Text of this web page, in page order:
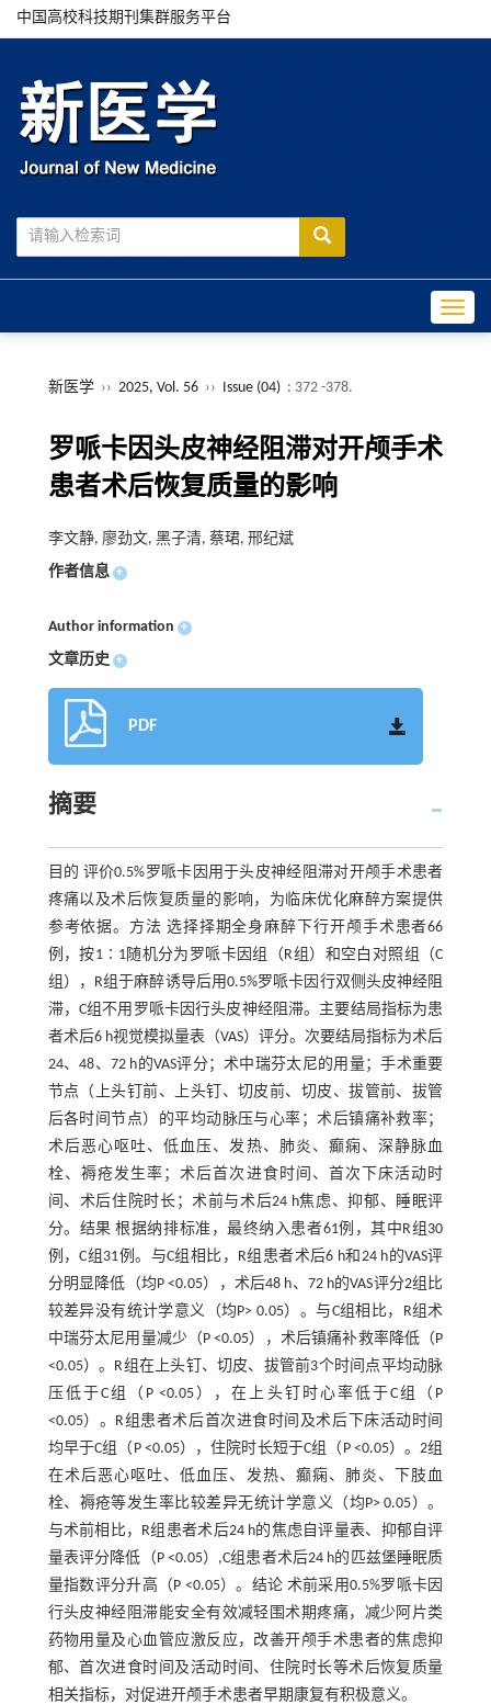
中国高校科技期刊集群服务平台
新医学 ›› 2025, Vol. 56 ›› Issue (04) : 372 -378.
罗哌卡因头皮神经阻滞对开颅手术
患者术后恢复质量的影响
李文静, 廖劲文, 黑子清, 蔡珺, 邢纪斌
作者信息 +
Author information +
文章历史 +
PDF
摘要
目的 评价0.5%罗哌卡因用于头皮神经阻滞对开颅手术患者
疼痛以及术后恢复质量的影响，为临床优化麻醉方案提供
参考依据。方法 选择择期全身麻醉下行开颅手术患者66
例，按1∶1随机分为罗哌卡因组（R组）和空白对照组（C
组），R组于麻醉诱导后用0.5%罗哌卡因行双侧头皮神经阻
滞，C组不用罗哌卡因行头皮神经阻滞。主要结局指标为患
者术后6 h视觉模拟量表（VAS）评分。次要结局指标为术后
24、48、72 h的VAS评分；术中瑞芬太尼的用量；手术重要
节点（上头钉前、上头钉、切皮前、切皮、拔管前、拔管
后各时间节点）的平均动脉压与心率；术后镇痛补救率；
术后恶心呕吐、低血压、发热、肺炎、癫痫、深静脉血
栓、褥疮发生率；术后首次进食时间、首次下床活动时
间、术后住院时长；术前与术后24 h焦虑、抑郁、睡眠评
分。结果 根据纳排标准，最终纳入患者61例，其中R组30
例，C组31例。与C组相比，R组患者术后6 h和24 h的VAS评
分明显降低（均P <0.05），术后48 h、72 h的VAS评分2组比
较差异没有统计学意义（均P> 0.05）。与C组相比，R组术
中瑞芬太尼用量减少（P <0.05），术后镇痛补救率降低（P
<0.05）。R组在上头钉、切皮、拔管前3个时间点平均动脉
压低于C组（P <0.05），在上头钉时心率低于C组（P
<0.05）。R组患者术后首次进食时间及术后下床活动时间
均早于C组（P <0.05），住院时长短于C组（P <0.05）。2组
在术后恶心呕吐、低血压、发热、癫痫、肺炎、下肢血
栓、褥疮等发生率比较差异无统计学意义（均P> 0.05）。
与术前相比，R组患者术后24 h的焦虑自评量表、抑郁自评
量表评分降低（P <0.05）,C组患者术后24 h的匹兹堡睡眠质
量指数评分升高（P <0.05）。结论 术前采用0.5%罗哌卡因
行头皮神经阻滞能安全有效减轻围术期疼痛，减少阿片类
药物用量及心血管应激反应，改善开颅手术患者的焦虑抑
郁、首次进食时间及活动时间、住院时长等术后恢复质量
相关指标，对促进开颅手术患者早期康复有积极意义。